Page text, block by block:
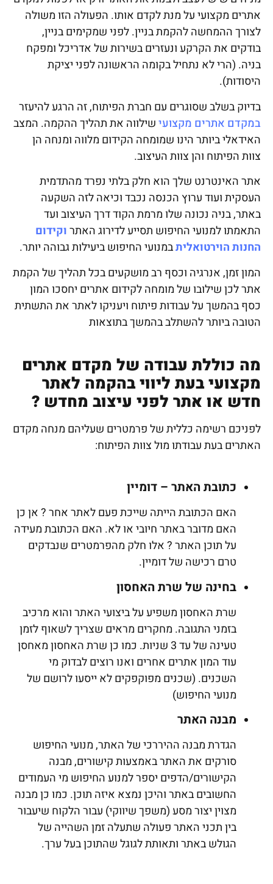
אתרים מקצועיעל מנת לקדם אותו. הפעולה הזו משולה
לצורך ההמחשה להקמת בניין. לפני שמקימים בניין,
בודקים את הקרקע ונעזרים בשירות של אדריכל ומפקח
בניה. (הרי לא נתחיל בקומה הראשונה לפני יציקת
היסודות).
בדיוק בשלב שסוגרים עם חברת הפיתוח, זה הרגע להיעזר
במקדם אתרים מקצועישילווה את תהליך ההקמה. המצב
האידאלי ביותר הינו שמומחה הקידום מלווה ומנחה הן
צוות הפיתוח והן צוות העיצוב.
אתר האינטרנט שלך הוא חלק בלתי נפרד מהתדמית
העסקית ועוד ערוץ הכנסה נכבד וכיאה לזה השקעה
באתר, בניה נכונה שלו מרמת הקוד דרך העיצוב ועד
התאמתו למנועי החיפוש תסייע לדירוג האתרוקידום
החנות הוירטואליתבמנועי החיפוש ביעילות גבוהה יותר.
המון זמן, אנרגיה וכסף רב מושקעים בכל תהליך של הקמת
אתר לכן שילובו של מומחה לקידום אתרים יחסכו המון
כסף בהמשך על עבודות פיתוח ויעניקו לאתר את התשתית
הטובה ביותר להשתלב בהמשך בתוצאות
מה כוללת עבודה של מקדם אתרים
מקצועי בעת ליווי בהקמה לאתר
חדש או אתר לפני עיצוב מחדש ?
לפניכם רשימה כללית של פרמטרים שעליהם מנחה מקדם
האתרים בעת עבודתו מול צוות הפיתוח:
כתובת האתר – דומיין
האם הכתובת הייתה שייכת פעם לאתר אחר ? אן כן
האם מדובר באתר חיובי או לא. האם הכתובת מעידה
על תוכן האתר ? אלו חלק מהפרמטרים שנבדקים
טרם רכישה של דומיין.
בחינה של שרת האחסון
שרת האחסון משפיע על ביצועי האתר והוא מרכיב
בזמני התגובה. מחקרים מראים שצריך לשאוף לזמן
טעינה של עד 3 שניות. כמו כן שרת האחסון מאחסן
עוד המון אתרים אחרים ואנו רוצים לבדוק מי
השכנים. (שכנים מפוקפקים לא ייסעו לרושם של
מנועי החיפוש)
מבנה האתר
הגדרת מבנה ההיררכי של האתר, מנועי החיפוש
סורקים את האתר באמצעות קישורים, מבנה
הקישורים/הדפים יספר למנוע החיפוש מי העמודים
החשובים באתר והיכן נמצא איזה תוכן. כמו כן מבנה
מצוין יצור מסע (משפך שיווקי) עבור הלקוח שיעבור
בין תכני האתר פעולה שתעלה זמן השהייה של
הגולש באתר ותאותת לגוגל שהתוכן בעל ערך.